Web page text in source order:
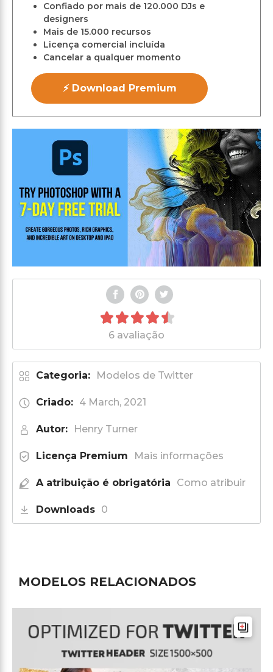
Confiado por mais de 120.000 DJs e
designers
Mais de 15.000 recursos
Licença comercial incluída
Cancelar a qualquer momento
⚡ Download Premium
6 avaliação
Categoria: Modelos de Twitter
Criado: 4 March, 2021
Autor: Henry Turner
Licença Premium Mais informações
A atribuição é obrigatória Como atribuir
Downloads 0
MODELOS RELACIONADOS